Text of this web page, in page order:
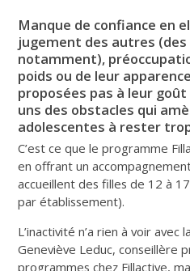
Manque de confiance en
jugement des autres (des
notamment),
poids ou de leur
proposées pas à leur
uns des obstacles qui
adolescentes à rester
C’est ce que le programme
en offrant un
accueillent des filles de 12 à
par établissement).
L’inactivité n’a rien à voir avec
Geneviève Leduc, conseillère
programmes chez Fillactive,